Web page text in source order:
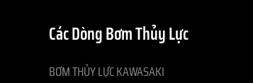
Các Dòng Bơm Thủy Lực
BƠM THỦY LỰC KAWASAKI